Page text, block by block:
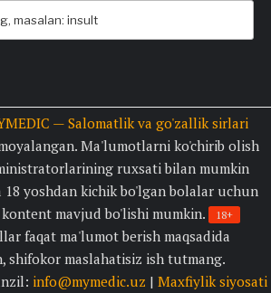
— Salomatlik va go'zallik sirlari
Ma'lumotlarni ko'chirib olish
ruxsati bilan mumkin
18 yoshdan kichik bo'lgan bolalar uchun
mavjud bo'lishi mumkin.
18+
faqat ma'lumot berish maqsadida
shifokor maslahatisiz ish tutmang.
info@mymedic.uz | Maxfiylik siyosati